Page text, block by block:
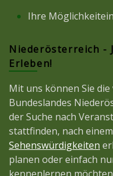
Ihre
Niederösterreich -
Erleben!
Mit uns können Sie
Bundeslandes
der Suche nach
stattfinden, nach einem
Sehenswürdigkeiten
planen oder einfach